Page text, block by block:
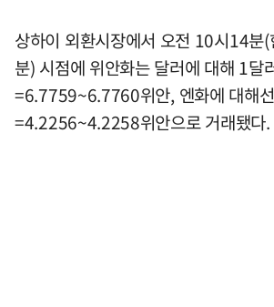
상하이 외환시장에서 오전 10시14분
분) 시점에 위안화는 달러에 대해 1달
=6.7759~6.7760위안, 엔화에 대해
=4.2256~4.2258위안으로 거래됐다.